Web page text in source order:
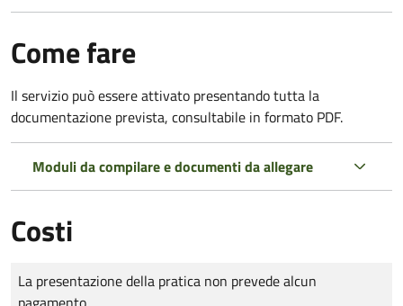
Come fare
Il servizio può essere attivato presentando tutta la
documentazione prevista, consultabile in formato PDF.
Moduli da compilare e documenti da allegare
Costi
Tipo di pagamento
Importo
La presentazione della pratica non prevede alcun